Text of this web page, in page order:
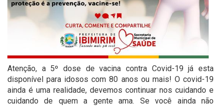
Atenção, a 5º dose de vacina contra Covid-19 já esta
disponível para idosos com 80 anos ou mais! O covid-19
ainda é uma realidade, devemos continuar nos cuidando e
cuidando de quem a gente ama. Se você ainda não